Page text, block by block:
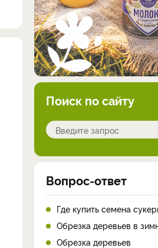
Поиск по сайту
Вопрос-ответ
Где купить семена
Обрезка деревьев в
Обрезка деревьев